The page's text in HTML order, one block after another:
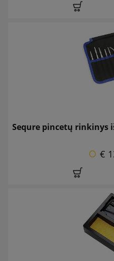
Sequre pincetų rinkinys
€